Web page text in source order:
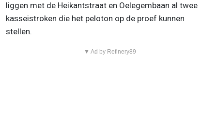
liggen met de Heikantstraat en Oelegembaan al twee
kasseistroken die het peloton op de proef kunnen
stellen.
▼ Ad by Refinery89